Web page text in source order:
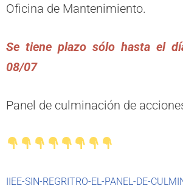
Oficina de Mantenimiento.
Se tiene plazo sólo hasta el
08/07
Panel de culminación de
IIEE-SIN-REGRITRO-EL-PANEL-DE-